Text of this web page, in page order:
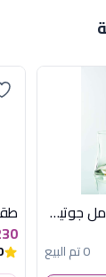
طقم 3 كوب 330 مل جوتيكو هاى بول
0 تم البيع